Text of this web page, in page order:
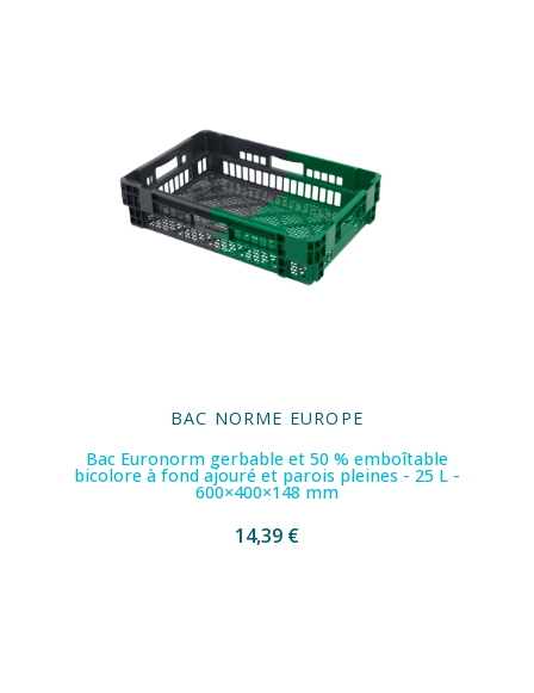
BAC NORME EUROPE
Bac Euronorm gerbable et 50 % emboîtable
bicolore à fond ajouré et parois pleines - 25 L -
600×400×148 mm
14,39 €